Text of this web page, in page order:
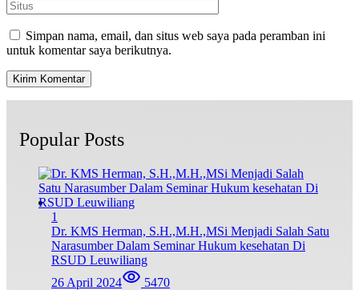
Simpan nama, email, dan situs web saya pada peramban ini
untuk komentar saya berikutnya.
Popular Posts
1
Dr. KMS Herman, S.H.,M.H.,MSi Menjadi Salah Satu
Narasumber Dalam Seminar Hukum kesehatan Di
RSUD Leuwiliang
26 April 2024
5470